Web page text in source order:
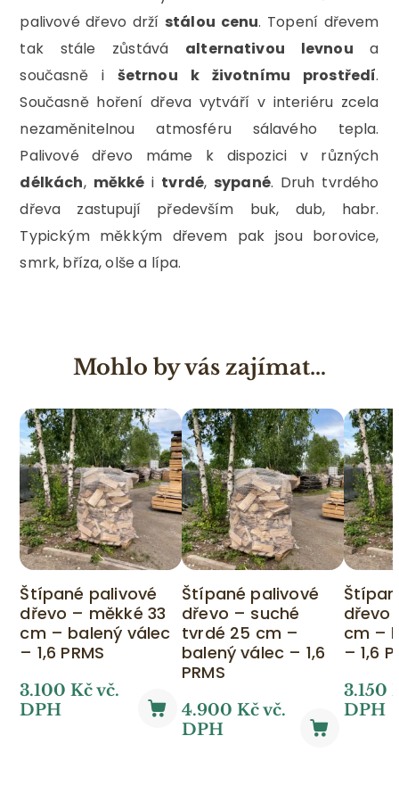
palivové dřevo drží stálou cenu. Topení dřevem
tak stále zůstává alternativou levnou a
současně i šetrnou k životnímu prostředí.
Současně hoření dřeva vytváří v interiéru zcela
nezaměnitelnou atmosféru sálavého tepla.
Palivové dřevo máme k dispozici v různých
délkách, měkké i tvrdé, sypané. Druh tvrdého
dřeva zastupují především buk, dub, habr.
Typickým měkkým dřevem pak jsou borovice,
smrk, bříza, olše a lípa.
Mohlo by vás zajímat…
Štípané palivové
dřevo – měkké 33
cm – balený válec
– 1,6 PRMS
3.100 Kč vč.
DPH
Štípané palivové
dřevo – suché
tvrdé 25 cm –
balený válec – 1,6
PRMS
4.900 Kč vč.
DPH
dřevo
cm –
– 1,6
3.150
DPH